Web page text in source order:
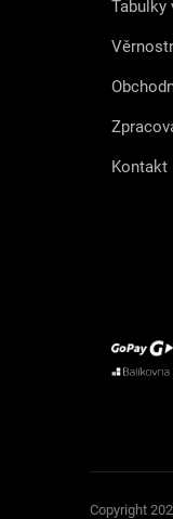
Kontakt
Copyright